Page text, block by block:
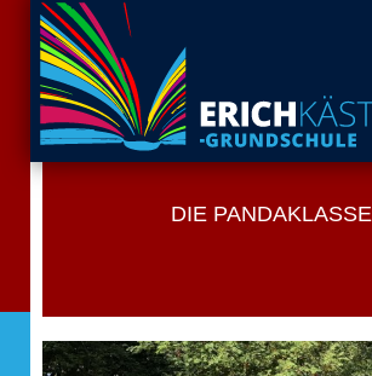
DIE PANDAKLASSE